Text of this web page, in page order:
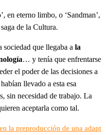
en eterno limbo, o ‘Sandman’,
de la Cultura.
que llegaba a la
… y tenía que enfrentarse
el poder de las decisiones a
llevado a esta esa
sin necesidad de trabajo. La
aceptarla como tal.
la preproducción de una adapt